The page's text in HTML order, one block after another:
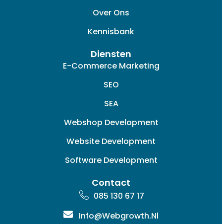
i
Over Ons
Kennisbank
Diensten
E-Commerce Marketing
SEO
SEA
Webshop Development
Website Development
Software Development
Contact
085 130 67 17
Info@webgrowth.nl